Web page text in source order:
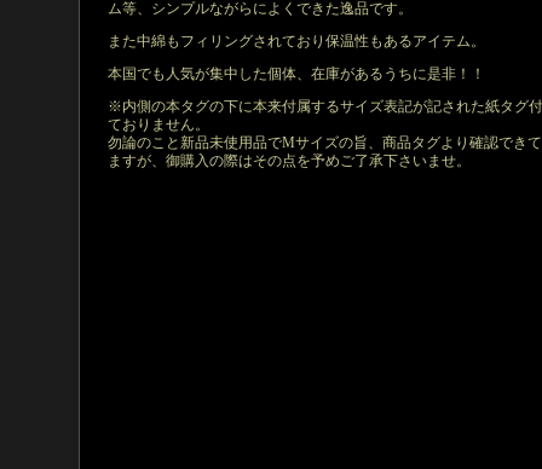
ム等、シンプルながらによくできた逸品です。
また中綿もフィリングされており保温性もあるアイテム。
本国でも人気が集中した個体、在庫があるうちに是非！！
※内側の本タグの下に本来付属するサイズ表記が記された紙タグ
ておりません。
勿論のこと新品未使用品でMサイズの旨、商品タグより確認でき
ますが、御購入の際はその点を予めご了承下さいませ。